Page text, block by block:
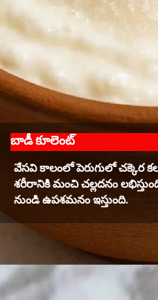
బాడీ కూలెంట్
వేసవి కాలంలో పెరుగులో చక్కెర
శరీరానికి మంచి చల్లదనం
నుండి ఉపశమనం ఇస్తుంది.